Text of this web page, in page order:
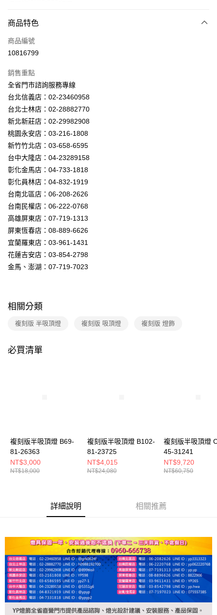
信用卡一次付款
LINE Pay
街口支付
悠遊付
Google Pay
全盈+PAY
AFTEE先享後付
相關說明
【關於「AFTEE先享後付」】
AFTEE先享後付是「在收到商品之後才付款」的支付方式。 讓您購物簡單
便利好安心！
１．簡單：不需註冊會員、不需綁卡、不需儲值。
３．安心：先確認商品／服務後，再付款。
【「AFTEE先享後付」結帳流程】
１．於結帳方式選擇「AFTEE先享後付」後，將跳轉至「AFTEE先享後付」
結帳頁面，進行簡訊認證並確認金額後，即可完成結帳。
２．訂單成立數日內，您將收到繳費通知簡訊。
後付繳納相關費用。
是否繳費成功／繳費後需取消欲退款等相關疑問，請聯繫「AFTEE先享後付
【注意事項】
時審查核予不同之上限額度；若仍有額度不足之情形，本公司將視審查結果
請求用戶進行身份認證。
恩沛科技股份有限公司將有權停止該用戶之使用額度並採取法律行動。
ATM付款
運送方式
新竹貨運宅配
商品特色
商品編號
10816799
銷售重點
全省門市諮詢服務專線
台北信義店：02-23460958
台北士林店：02-28882770
新北新莊店：02-29982908
桃園永安店：03-216-1808
新竹竹北店：03-658-6595
台中大隆店：04-23289158
彰化金馬店：04-733-1818
彰化員林店：04-832-1919
台南北區店：06-208-2626
台南民權店：06-222-0768
高雄屏東店：07-719-1313
屏東恆春店：08-889-6626
宜蘭羅東店：03-961-1431
花蓮吉安店：03-854-2798
金馬、澎湖：07-719-7023
相關分類
複刻版 半吸頂燈 複刻版 吸頂燈 複刻版 燈飾
必買清單
複刻版半吸頂燈 B69-
81-26363
NT$3,000
NT$18,000
複刻版半吸頂燈 B102-
81-23725
NT$4,015
NT$24,080
複刻版半吸頂燈
45-31241
NT$9,720
NT$60,750
詳細說明 相關推薦